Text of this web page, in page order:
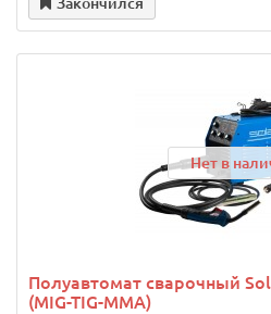
Нет в
Полуавтомат сварочный
(MIG-TIG-MMA)